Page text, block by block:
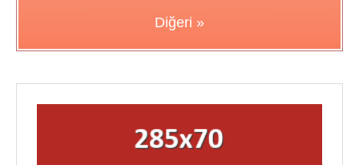
Diğeri »